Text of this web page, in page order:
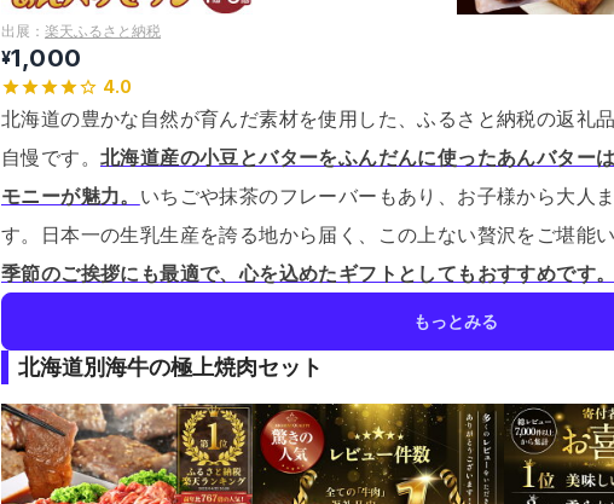
出展： 楽天ふるさと納税
¥1,000
4.0
北海道の豊かな自然が育んだ素材を使用した、ふるさと納税の返礼
自慢です。 北海道産の小豆とバターをふんだんに使ったあんバター
モニーが魅力。 いちごや抹茶のフレーバーもあり、お子様から大人
す。
日本一の生乳生産を誇る地から届く、この上ない贅沢をご堪能
季節のご挨拶にも最適で、心を込めたギフトとしてもおすすめです。
もっとみる
北海道別海牛の極上焼肉セット